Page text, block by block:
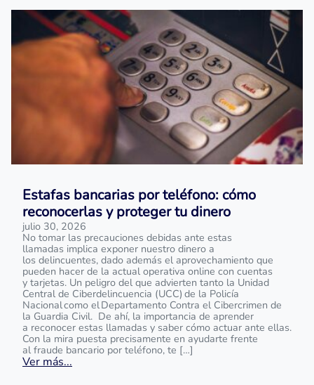
Estafas bancarias por teléfono: cómo
reconocerlas y proteger tu dinero
julio 30, 2026
No tomar las precauciones debidas ante estas
llamadas implica exponer nuestro dinero a
los delincuentes, dado además el aprovechamiento que
pueden hacer de la actual operativa online con cuentas
y tarjetas. Un peligro del que advierten tanto la Unidad
Central de Ciberdelincuencia (UCC) de la Policía
Nacional como el Departamento Contra el Cibercrimen de
la Guardia Civil. De ahí, la importancia de aprender
a reconocer estas llamadas y saber cómo actuar ante ellas.
Con la mira puesta precisamente en ayudarte frente
al fraude bancario por teléfono, te […]
Ver más...